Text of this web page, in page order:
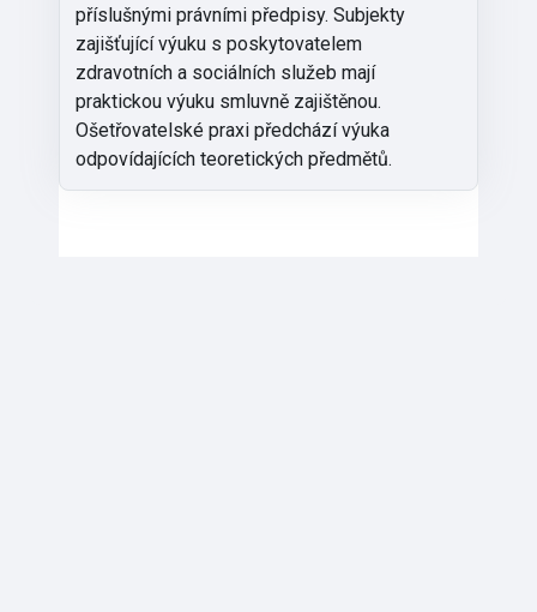
příslušnými právními předpisy. Subjekty
zajišťující výuku s poskytovatelem
zdravotních a sociálních služeb mají
praktickou výuku smluvně zajištěnou.
Ošetřovatelské praxi předchází výuka
odpovídajících teoretických předmětů.